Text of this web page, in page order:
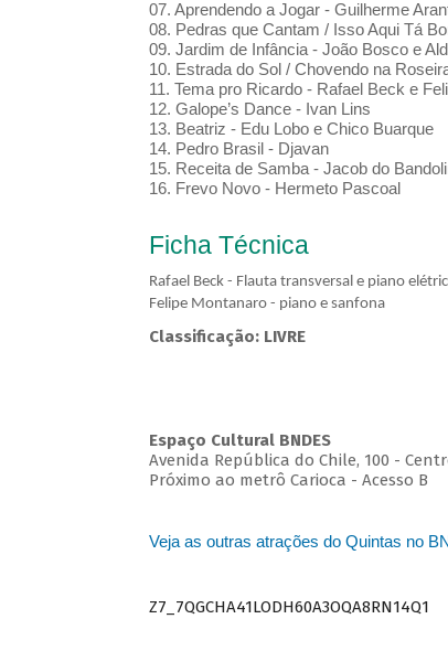
07. Aprendendo a Jogar - Guilherme
08. Pedras que Cantam / Isso Aqui Tá
09. Jardim de Infância - João Bosco e
10. Estrada do Sol / Chovendo na
11. Tema pro Ricardo - Rafael Beck e
12. Galope’s Dance - Ivan Lins
13. Beatriz - Edu Lobo e Chico Buarque
14. Pedro Brasil - Djavan
15. Receita de Samba - Jacob do
16. Frevo Novo - Hermeto Pascoal
Ficha Técnica
Rafael Beck - Flauta transversal e piano
Felipe Montanaro - piano e sanfona
Classificação: LIVRE
Espaço Cultural BNDES
Avenida República do Chile, 100 -
Próximo ao metrô Carioca - Acesso B
Veja as outras atrações do Quintas no
Z7_7QGCHA41LODH60A3OQA8RN14Q1